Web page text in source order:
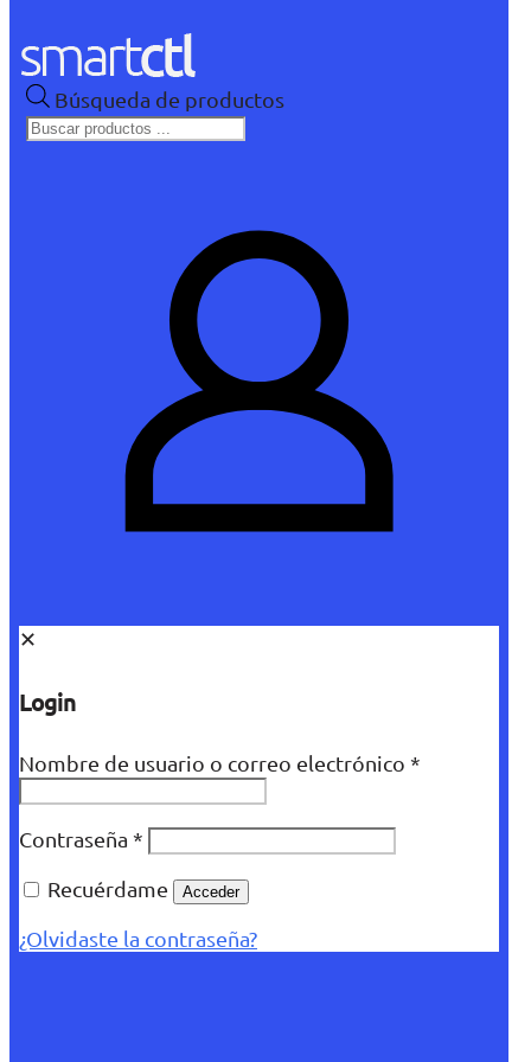
Búsqueda de productos
✕
Login
Nombre de usuario o correo electrónico *
Contraseña *
Recuérdame
Acceder
¿Olvidaste la contraseña?